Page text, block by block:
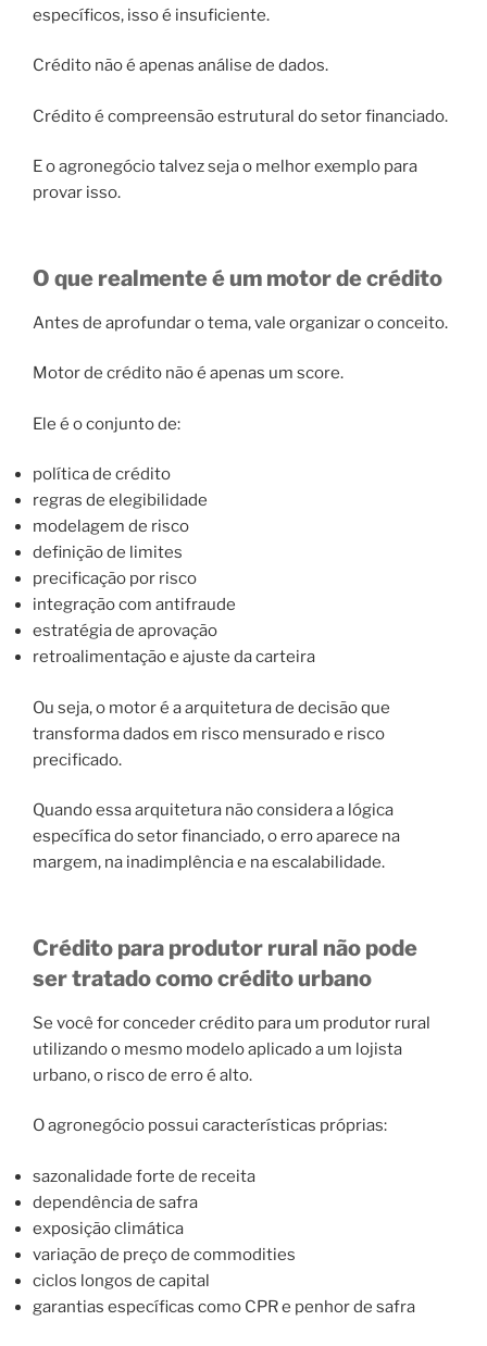
específicos, isso é insuficiente.
Crédito não é apenas análise de dados.
Crédito é compreensão estrutural do setor financiado.
E o agronegócio talvez seja o melhor exemplo para
provar isso.
O que realmente é um motor de crédito
Antes de aprofundar o tema, vale organizar o conceito.
Motor de crédito não é apenas um score.
Ele é o conjunto de:
política de crédito
regras de elegibilidade
modelagem de risco
definição de limites
precificação por risco
integração com antifraude
estratégia de aprovação
retroalimentação e ajuste da carteira
Ou seja, o motor é a arquitetura de decisão que
transforma dados em risco mensurado e risco
precificado.
Quando essa arquitetura não considera a lógica
específica do setor financiado, o erro aparece na
margem, na inadimplência e na escalabilidade.
Crédito para produtor rural não pode
ser tratado como crédito urbano
Se você for conceder crédito para um produtor rural
utilizando o mesmo modelo aplicado a um lojista
urbano, o risco de erro é alto.
O agronegócio possui características próprias:
sazonalidade forte de receita
dependência de safra
exposição climática
variação de preço de commodities
ciclos longos de capital
garantias específicas como CPR e penhor de safra